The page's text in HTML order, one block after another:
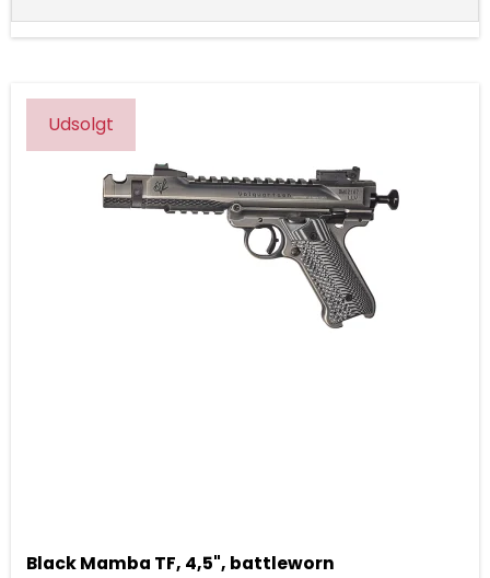
Udsolgt
Black Mamba TF, 4,5", battleworn